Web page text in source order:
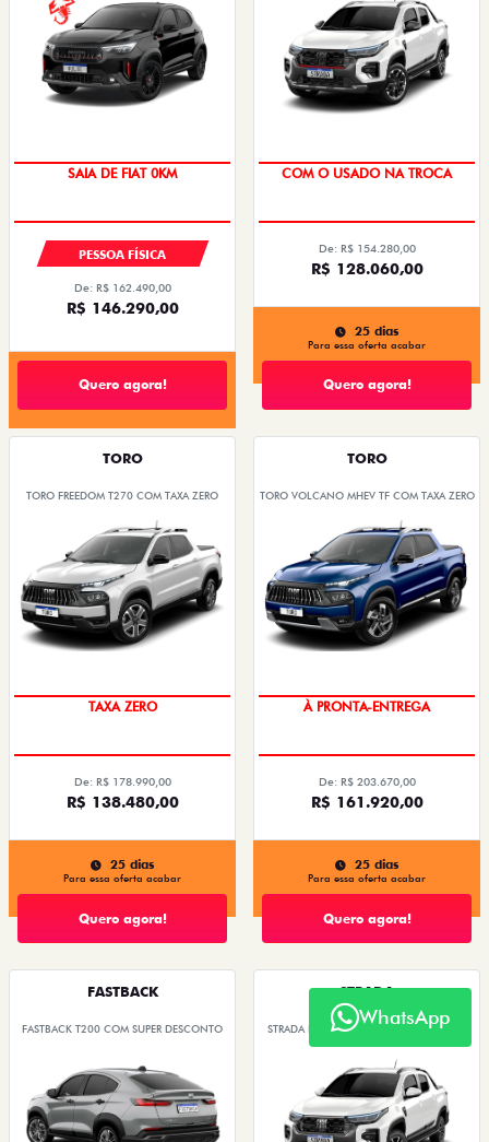
OPORTUNIDADE
PESSOA FÍSICA
De: R$ 162.490,00
R$ 146.290,00
Quero agora!
À PRONTA-ENTREGA
De: R$ 154.280,00
R$ 128.060,00
25 dias
Para essa oferta acabar
Quero agora!
TORO
TORO FREEDOM T270 COM TAXA ZERO
ENTREGA IMEDIATA
De: R$ 178.990,00
R$ 138.480,00
25 dias
Para essa oferta acabar
Quero agora!
TORO
TORO VOLCANO MHEV TF COM TAXA ZERO
DESCONTO COM O USADO NA
De: R$ 203.670,00
R$ 161.920,00
25 dias
Para essa oferta acabar
Quero agora!
FASTBACK
FASTBACK T200 COM SUPER DESCONTO
STRADA
STRADA RANCH COM SUPER DESCONTO
WhatsApp